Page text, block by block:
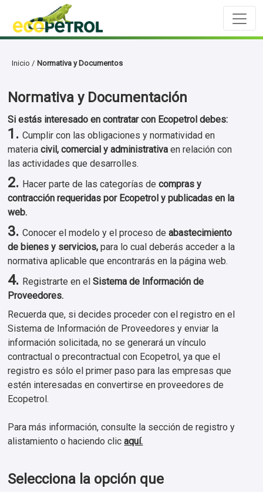
Inicio / Normativa y Documentos
Normativa y Documentación
Si estás interesado en contratar con Ecopetrol debes:
1.Cumplir con las obligaciones y normatividad en
materiacivil, comercial y administrativaen relación con
las actividades que desarrolles.
2. Hacer parte de las categorías decompras y
contracción requeridas por Ecopetrol y publicadas en la
web.
3.Conocer el modelo y el proceso deabastecimiento
de bienes y servicios, para lo cual deberás acceder a la
normativa aplicable que encontrarás en la página web.
4. Registrarte en elSistema de Información de
Proveedores.
Recuerda que, si decides proceder con el registro en el
Sistema de Información de Proveedores y enviar la
información solicitada, no se generará un vínculo
contractual o precontractual con Ecopetrol, ya que el
registro es sólo el primer paso para las empresas que
estén interesadas en convertirse en proveedores de
Ecopetrol.
Para más información, consulte la sección de registro y
alistamiento o haciendo clicaquí.
Selecciona la opción que